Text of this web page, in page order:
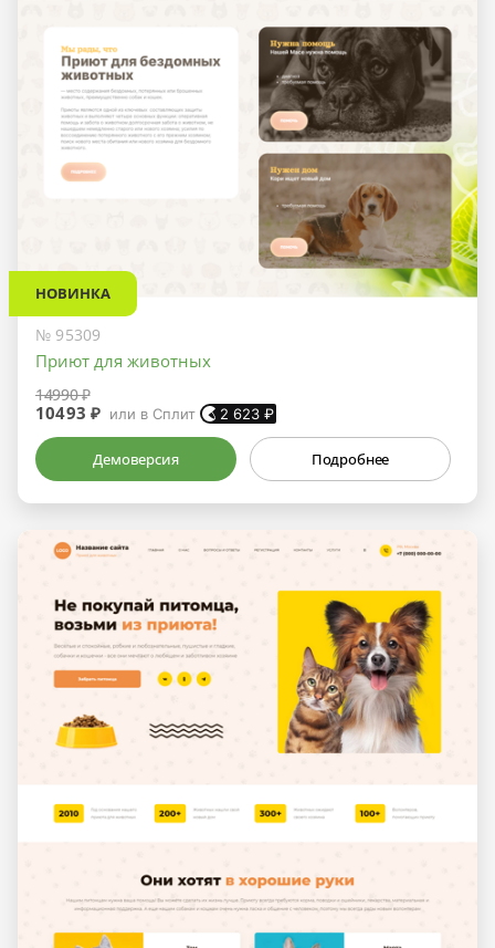
НОВИНКА
№ 95309
Приют для животных
14990 ₽
10493 ₽ или в Сплит 2 623 ₽
Демоверсия Подробнее